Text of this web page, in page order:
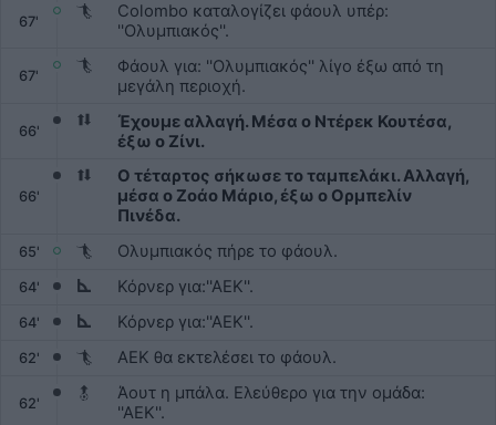
67'
Colombo καταλογίζει φάουλ υπέρ:
''Ολυμπιακός''.
67'
Φάουλ για: ''Ολυμπιακός'' λίγο έξω από τη
μεγάλη περιοχή.
66'
Έχουμε αλλαγή. Μέσα ο Ντέρεκ Κουτέσα,
έξω ο Ζίνι.
66'
Ο τέταρτος σήκωσε το ταμπελάκι. Αλλαγή,
μέσα ο Ζοάο Μάριο, έξω ο Ορμπελίν
Πινέδα.
65' Ολυμπιακός πήρε το φάουλ.
64' Κόρνερ για:''ΑΕΚ''.
64' Κόρνερ για:''ΑΕΚ''.
62' ΑΕΚ θα εκτελέσει το φάουλ.
62'
Άουτ η μπάλα. Ελεύθερο για την ομάδα:
''ΑΕΚ''.